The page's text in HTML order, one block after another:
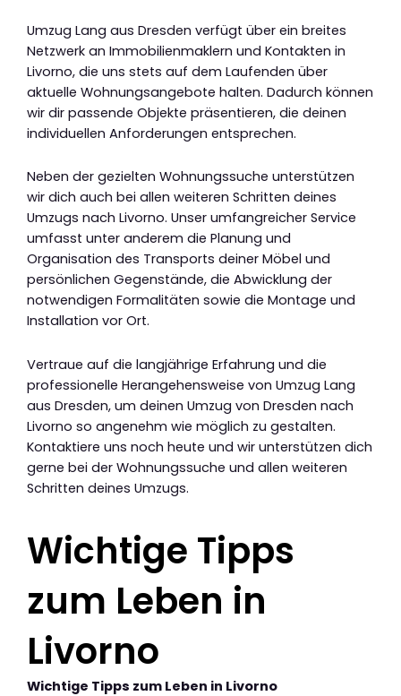
Umzug Lang aus Dresden verfügt über ein breites
Netzwerk an Immobilienmaklern und Kontakten in
Livorno, die uns stets auf dem Laufenden über
aktuelle Wohnungsangebote halten. Dadurch können
wir dir passende Objekte präsentieren, die deinen
individuellen Anforderungen entsprechen.
Neben der gezielten Wohnungssuche unterstützen
wir dich auch bei allen weiteren Schritten deines
Umzugs nach Livorno. Unser umfangreicher Service
umfasst unter anderem die Planung und
Organisation des Transports deiner Möbel und
persönlichen Gegenstände, die Abwicklung der
notwendigen Formalitäten sowie die Montage und
Installation vor Ort.
Vertraue auf die langjährige Erfahrung und die
professionelle Herangehensweise von Umzug Lang
aus Dresden, um deinen Umzug von Dresden nach
Livorno so angenehm wie möglich zu gestalten.
Kontaktiere uns noch heute und wir unterstützen dich
gerne bei der Wohnungssuche und allen weiteren
Schritten deines Umzugs.
Wichtige Tipps
zum Leben in
Livorno
Wichtige Tipps zum Leben in Livorno